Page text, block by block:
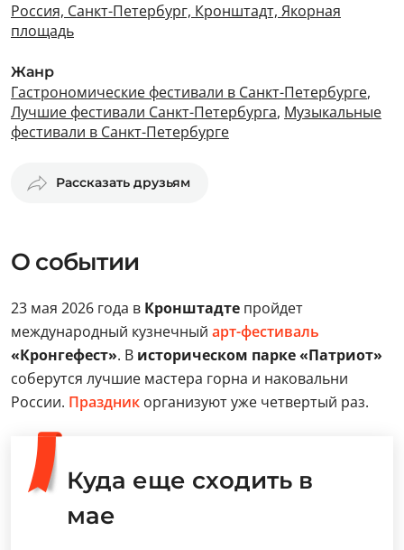
Россия, Санкт-Петербург, Кронштадт, Якорная
площадь
Жанр
Гастрономические фестивали в Санкт-Петербурге,
Лучшие фестивали Санкт-Петербурга, Музыкальные
фестивали в Санкт-Петербурге
Рассказать друзьям
О событии
23 мая 2026 года в Кронштадте пройдет
международный кузнечный арт-фестиваль
«Кронгефест». В историческом парке «Патриот»
соберутся лучшие мастера горна и наковальни
России. Праздник организуют уже четвертый раз.
Куда еще сходить в
мае